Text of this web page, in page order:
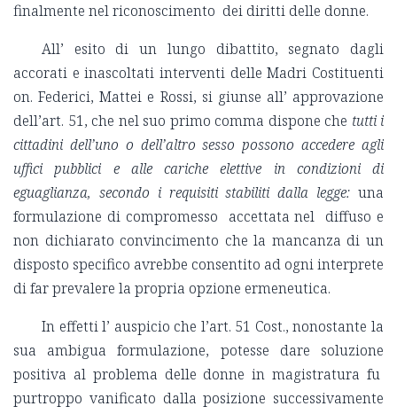
finalmente nel riconoscimento dei diritti delle donne.
All’ esito di un lungo dibattito, segnato dagli
accorati e inascoltati interventi delle Madri Costituenti
on. Federici, Mattei e Rossi, si giunse all’ approvazione
dell’art. 51, che nel suo primo comma dispone che tutti i
cittadini dell’uno o dell’altro sesso possono accedere agli
uffici pubblici e alle cariche elettive in condizioni di
eguaglianza, secondo i requisiti stabiliti dalla legge: una
formulazione di compromesso accettata nel diffuso e
non dichiarato convincimento che la mancanza di un
disposto specifico avrebbe consentito ad ogni interprete
di far prevalere la propria opzione ermeneutica.
In effetti l’ auspicio che l’art. 51 Cost., nonostante la
sua ambigua formulazione, potesse dare soluzione
positiva al problema delle donne in magistratura fu
purtroppo vanificato dalla posizione successivamente